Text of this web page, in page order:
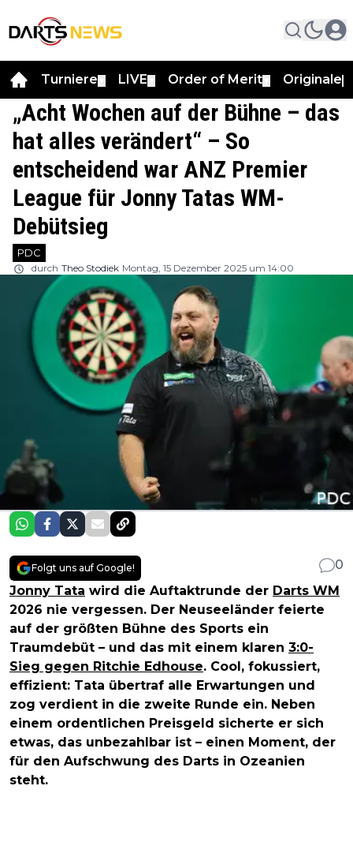
Turniere LIVE Order of Merit Originale
„Acht Wochen auf der Bühne – das
hat alles verändert“ – So
entscheidend war ANZ Premier
League für Jonny Tatas WM-
Debütsieg
PDC
durch Theo Stodiek Montag, 15 Dezember 2025 um 14:00
Folgt uns auf Google!
0
Jonny Tata wird die Auftaktrunde der Darts WM
2026 nie vergessen. Der Neuseeländer feierte
auf der größten Bühne des Sports ein
Traumdebüt – und das mit einem klaren 3:0-
Sieg gegen Ritchie Edhouse. Cool, fokussiert,
effizient: Tata übertraf alle Erwartungen und
zog verdient in die zweite Runde ein. Neben
einem ordentlichen Preisgeld sicherte er sich
etwas, das unbezahlbar ist – einen Moment, der
für den Aufschwung des Darts in Ozeanien
steht.